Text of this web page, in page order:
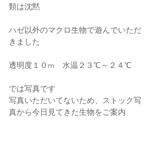
類は沈黙
ハゼ以外のマクロ生物で遊んでいただ
きました
透明度１０m　水温２３℃～２４℃
では写真です
写真いただいてないため、ストック写
真から今日見てきた生物をご案内